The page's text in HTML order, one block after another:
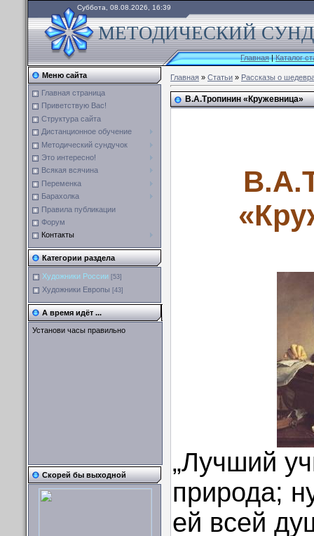
Суббота, 08.08.2026, 16:39
МЕТОДИЧЕСКИЙ
Главная|Каталог
Меню сайта
Главная страница
Приветствую Вас!
Структура сайта
Дистанционное обучение
Методический сундучок
Это интересно!
Всякая всячина
Переменка
Барахолка
Правила публикации
Форум
Контакты
Категории раздела
Художники России [53]
Художники Европы [43]
А время идёт ...
Установи часы правильно
Скорей бы выходной
Главная»Статьи»Рассказы о
В.А.Тропинин «Кружевница»
„Лучший
природа;
ей всей